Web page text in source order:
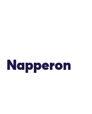
Napperon